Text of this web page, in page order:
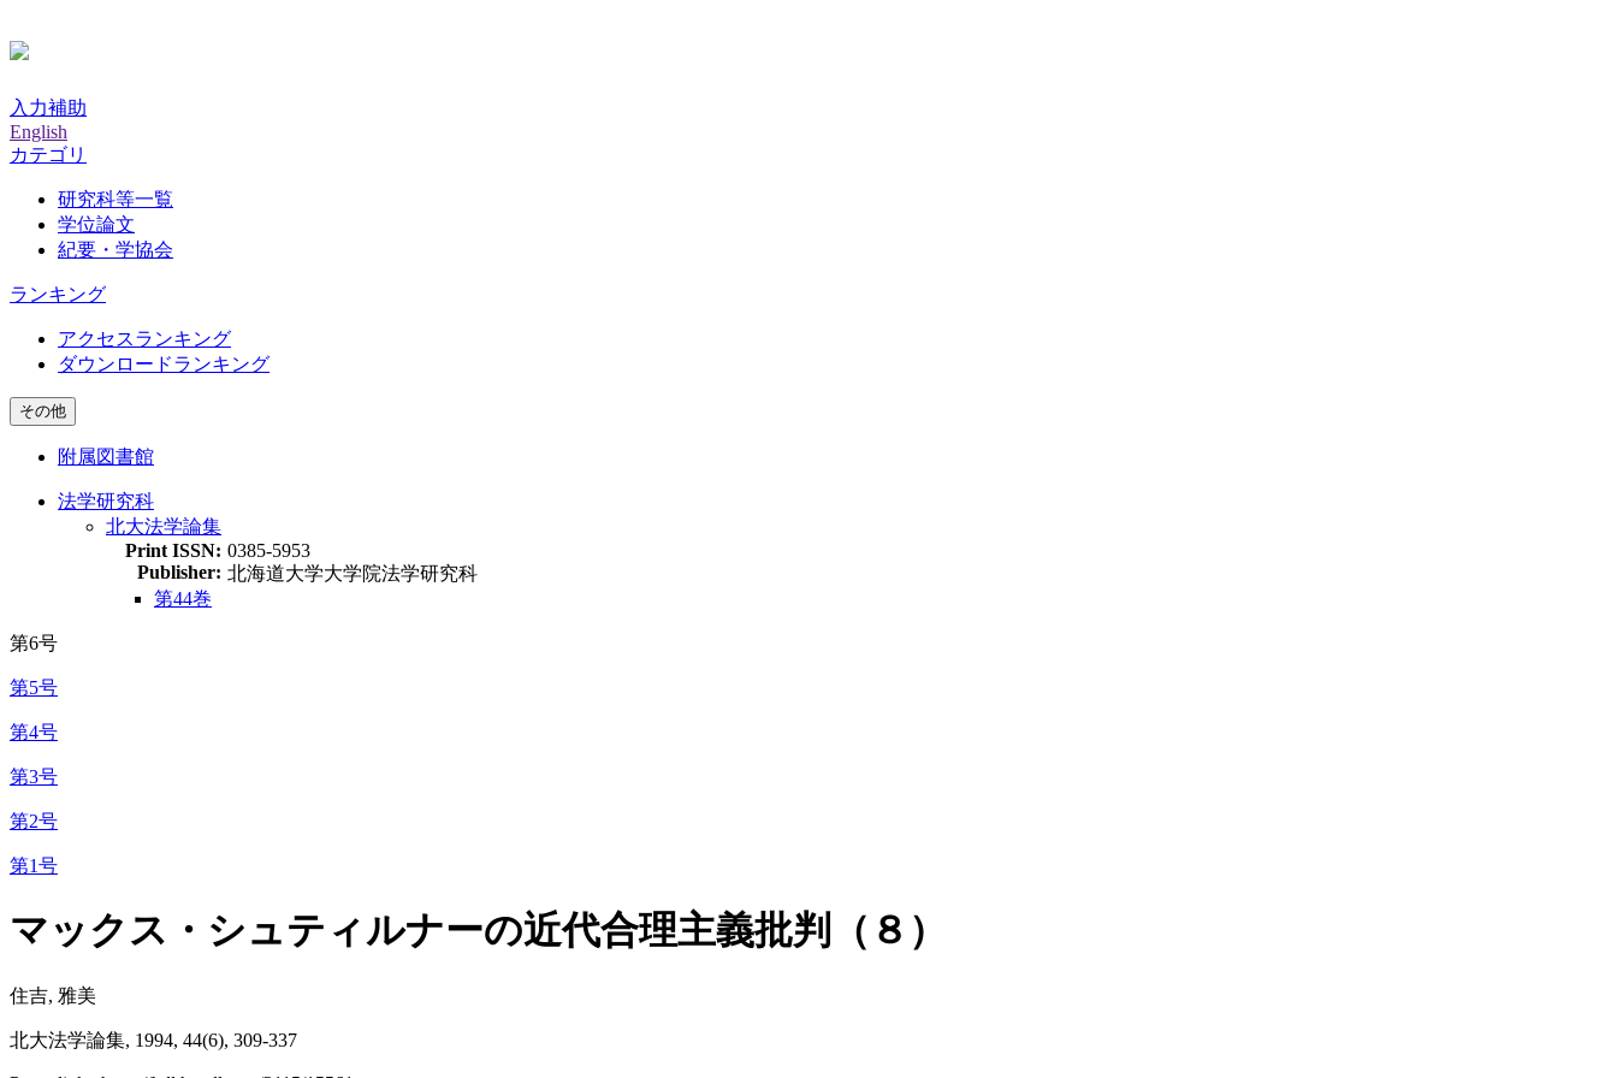
入力補助
English
カテゴリ
研究科等一覧
学位論文
紀要・学協会
ランキング
アクセスランキング
ダウンロードランキング
その他
附属図書館
法学研究科
北大法学論集
Print ISSN: 0385-5953
Publisher: 北海道大学大学院法学研究科
第44巻
第6号
第5号
第4号
第3号
第2号
第1号
マックス・シュティルナーの近代合理主義批判（８）
住吉, 雅美
北大法学論集, 1994, 44(6), 309-337